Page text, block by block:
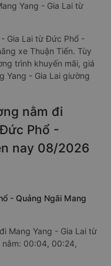
Yang - Gia Lai từ
Gia Lai từ Đức Phổ -
xe Thuận Tiến. Tùy
trình khuyến mãi, giá
Yang - Gia Lai giường
nằm đi
Phổ -
nay 08/2026
- Quảng Ngãi Mang
Mang Yang - Gia Lai từ
00:04, 00:24,